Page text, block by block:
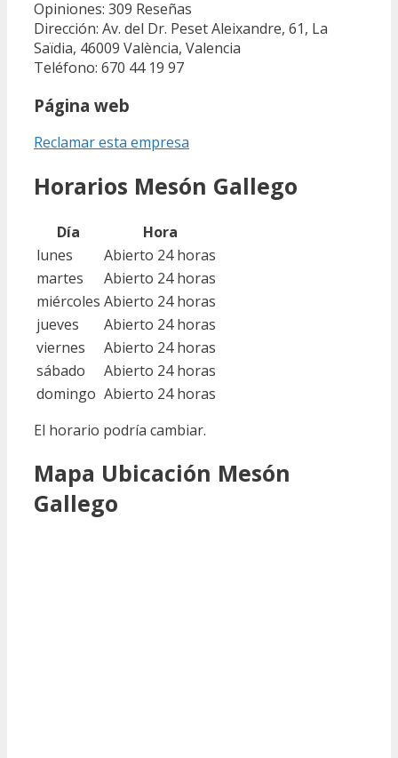
Opiniones: 309 Reseñas
Dirección: Av. del Dr. Peset Aleixandre, 61, La
Saïdia, 46009 València, Valencia
Teléfono: 670 44 19 97
Página web
Reclamar esta empresa
Horarios Mesón Gallego
Día
Hora
lunes
Abierto 24 horas
martes
Abierto 24 horas
miércoles Abierto 24 horas
jueves
Abierto 24 horas
viernes
Abierto 24 horas
sábado
Abierto 24 horas
domingo Abierto 24 horas
El horario podría cambiar.
Mapa Ubicación Mesón
Gallego